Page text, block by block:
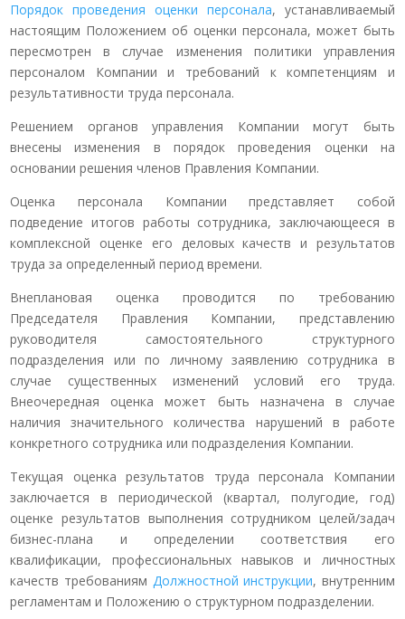
Порядок проведения оценки персонала, устанавливаемый
настоящим Положением об оценки персонала, может быть
пересмотрен в случае изменения политики управления
персоналом Компании и требований к компетенциям и
результативности труда персонала.
Решением органов управления Компании могут быть
внесены изменения в порядок проведения оценки на
основании решения членов Правления Компании.
Оценка персонала Компании представляет собой
подведение итогов работы сотрудника, заключающееся в
комплексной оценке его деловых качеств и результатов
труда за определенный период времени.
Внеплановая оценка проводится по требованию
Председателя Правления Компании, представлению
руководителя самостоятельного структурного
подразделения или по личному заявлению сотрудника в
случае существенных изменений условий его труда.
Внеочередная оценка может быть назначена в случае
наличия значительного количества нарушений в работе
конкретного сотрудника или подразделения Компании.
Текущая оценка результатов труда персонала Компании
заключается в периодической (квартал, полугодие, год)
оценке результатов выполнения сотрудником целей/задач
бизнес-плана и определении соответствия его
квалификации, профессиональных навыков и личностных
качеств требованиям Должностной инструкции, внутренним
регламентам и Положению о структурном подразделении.